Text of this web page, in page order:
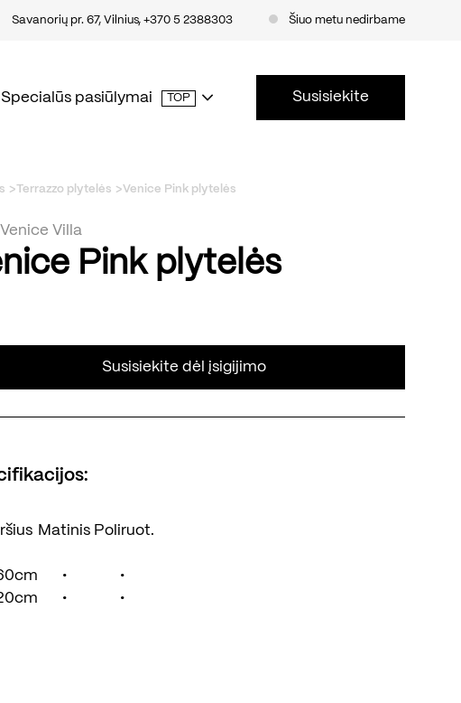
Savanorių pr. 67, Vilnius, +370 5 2388303 Šiuo metu nedirbame
Specialūs pasiūlymai TOP Susisiekite
Terrazzo plytelės Venice Pink plytelės
Villa
Pink plytelės
Susisiekite dėl įsigijimo
Matinis Poliruot.
•
•
• •